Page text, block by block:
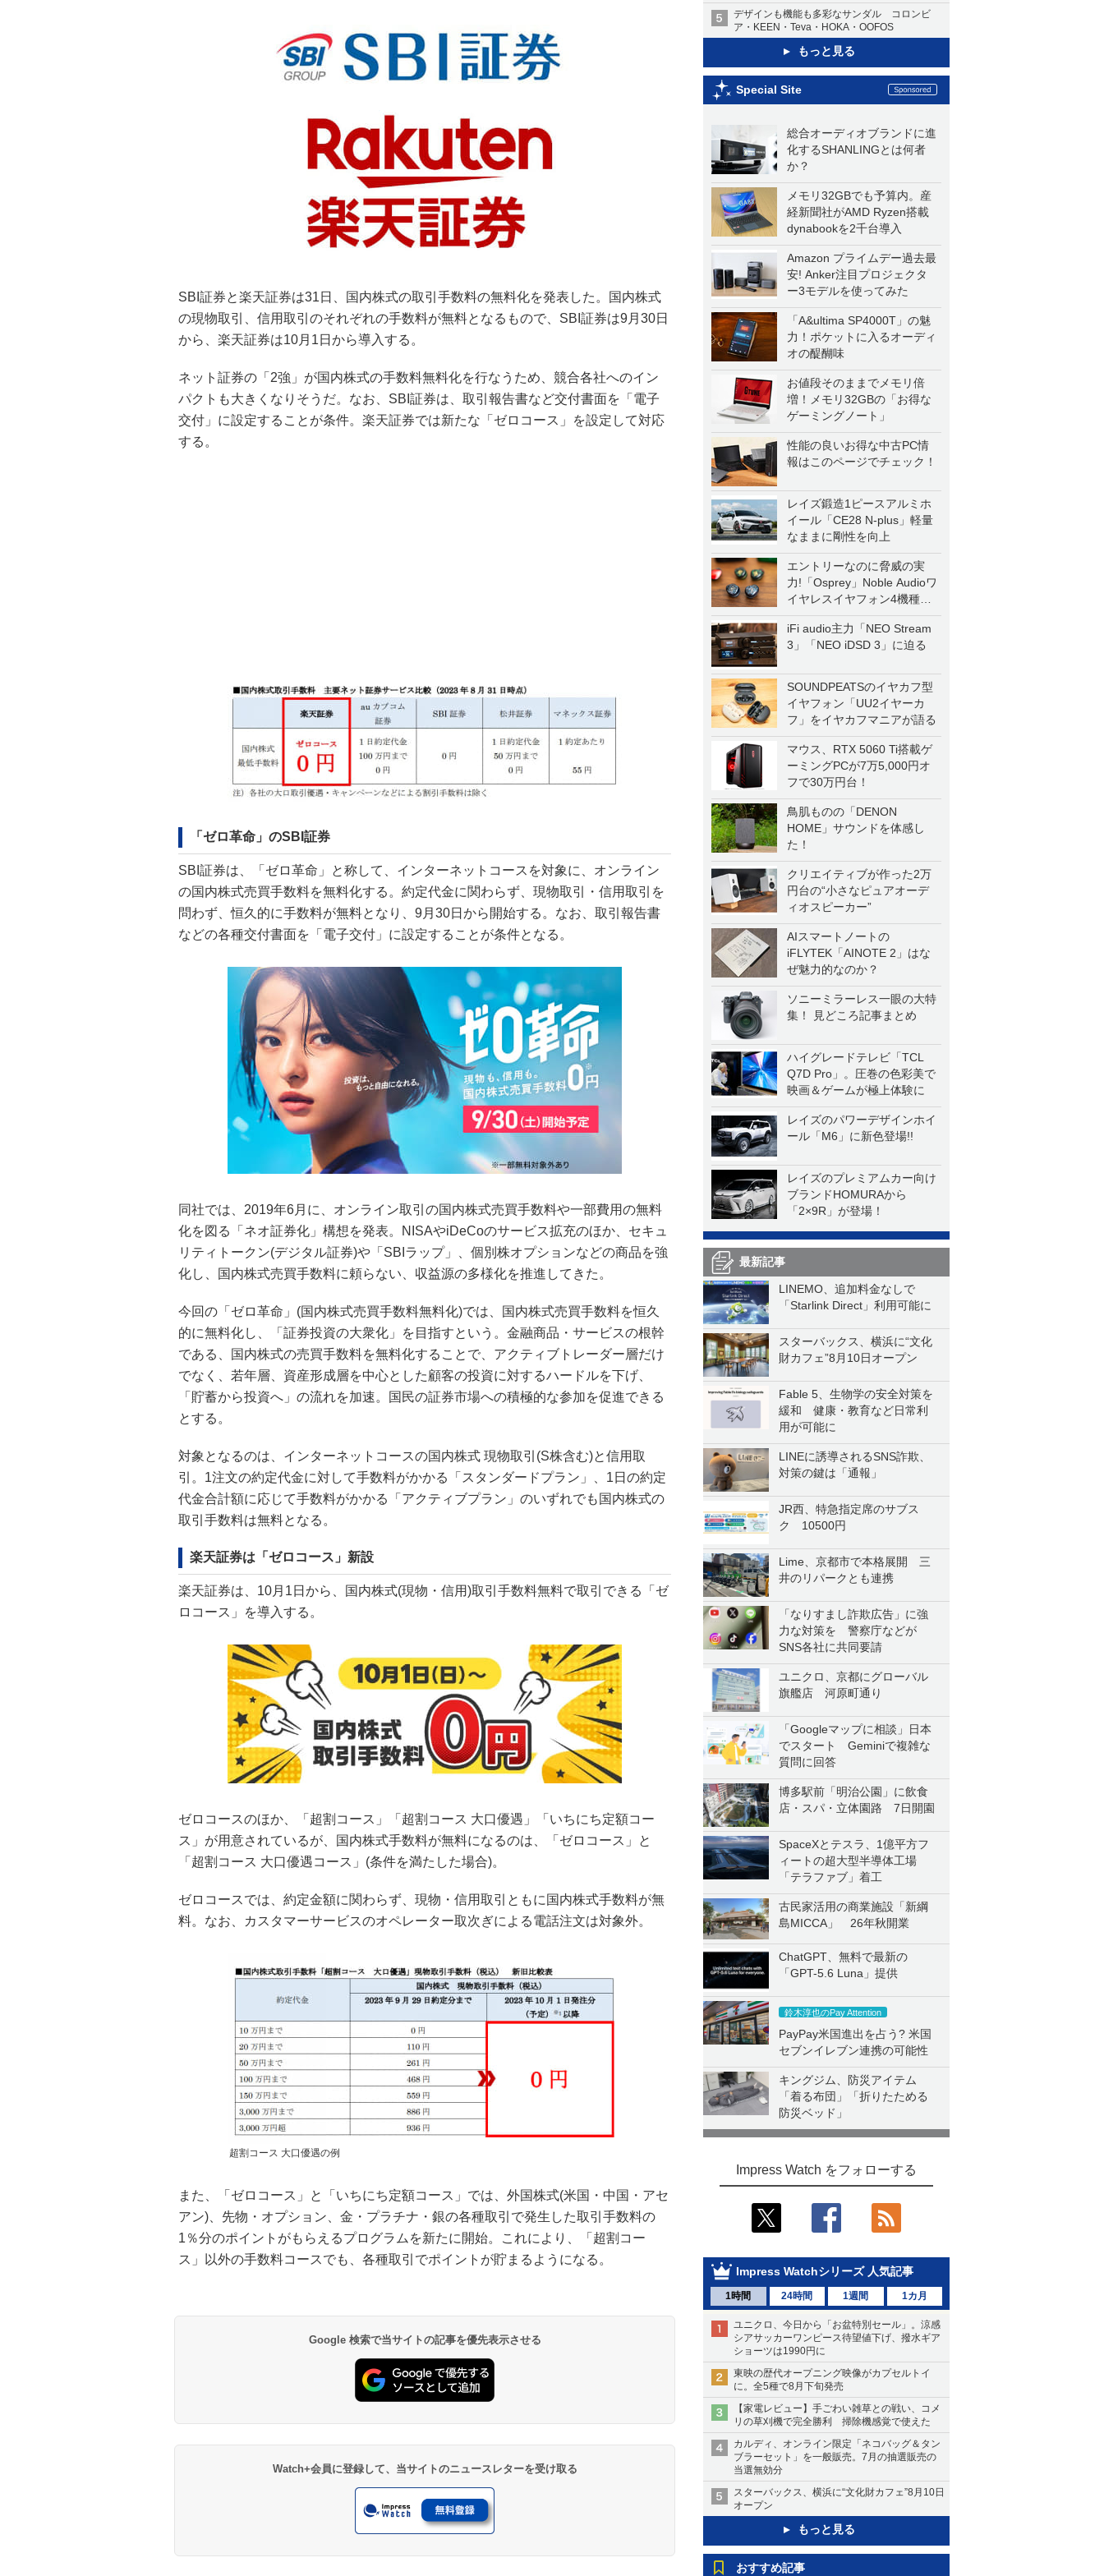
デザインも機能も多彩なサンダル コロンビ
ア・KEEN・Teva・HOKA・OOFOS
もっと見る
Special Site
総合オーディオブランドに進
化するSHANLINGとは何者
か？
メモリ32GBでも予算内。産
経新聞社がAMD Ryzen搭載
dynabookを2千台導入
Amazon プライムデー過去最
安! Anker注目プロジェクタ
ー3モデルを使ってみた
「A&ultima SP4000T」の魅
力！ポケットに入るオーディ
オの醍醐味
お値段そのままでメモリ倍
増！メモリ32GBの「お得な
ゲーミングノート」
性能の良いお得な中古PC情
報はこのページでチェック！
レイズ鍛造1ピースアルミホ
イール「CE28 N-plus」軽量
なままに剛性を向上
エントリーなのに脅威の実
力!「Osprey」Noble Audioワ
イヤレスイヤフォン4機種を
一気に聴く
iFi audio主力「NEO Stream
3」「NEO iDSD 3」に迫る
SOUNDPEATSのイヤカフ型
イヤフォン「UU2イヤーカ
フ」をイヤカフマニアが語る
マウス、RTX 5060 Ti搭載ゲ
ーミングPCが7万5,000円オ
フで30万円台！
鳥肌ものの「DENON
HOME」サウンドを体感し
た！
クリエイティブが作った2万
円台の“小さなピュアオーデ
ィオスピーカー”
AIスマートノートの
iFLYTEK「AINOTE 2」はな
ぜ魅力的なのか？
ソニーミラーレス一眼の大特
集！ 見どころ記事まとめ
ハイグレードテレビ「TCL
Q7D Pro」。圧巻の色彩美で
映画＆ゲームが極上体験に
レイズのパワーデザインホイ
ール「M6」に新色登場!!
レイズのプレミアムカー向け
ブランドHOMURAから
「2×9R」が登場！
最新記事
LINEMO、追加料金なしで
「Starlink Direct」利用可能に
スターバックス、横浜に“文化
財カフェ”8月10日オープン
Fable 5、生物学の安全対策を
緩和 健康・教育など日常利
用が可能に
LINEに誘導されるSNS詐欺、
対策の鍵は「通報」
JR西、特急指定席のサブス
ク 10500円
Lime、京都市で本格展開 三
井のリパークとも連携
「なりすまし詐欺広告」に強
力な対策を 警察庁などが
SNS各社に共同要請
ユニクロ、京都にグローバル
旗艦店 河原町通り
「Googleマップに相談」日本
でスタート Geminiで複雑な
質問に回答
博多駅前「明治公園」に飲食
店・スパ・立体園路 7日開園
SpaceXとテスラ、1億平方フ
ィートの超大型半導体工場
「テラファブ」着工
古民家活用の商業施設「新綱
島MICCA」 26年秋開業
ChatGPT、無料で最新の
「GPT-5.6 Luna」提供
鈴木淳也のPay Attention
PayPay米国進出を占う? 米国
セブンイレブン連携の可能性
キングジム、防災アイテム
「着る布団」「折りたためる
防災ベッド」
Impress Watch をフォローする
Impress Watchシリーズ 人気記事
1時間 24時間 1週間 1カ月
ユニクロ、今日から「お盆特別セール」。涼感
シアサッカーワンピース待望値下げ、撥水ギア
ショーツは1990円に
東映の歴代オープニング映像がカプセルトイ
に。全5種で8月下旬発売
【家電レビュー】手ごわい雑草との戦い、コメ
リの草刈機で完全勝利 掃除機感覚で使えた
カルディ、オンライン限定「ネコバッグ＆タン
ブラーセット」を一般販売。7月の抽選販売の
当選無効分
スターバックス、横浜に“文化財カフェ”8月10日
オープン
もっと見る
おすすめ記事
SBI証券と楽天証券は31日、国内株式の取引手数料の無料化を発表した。国内株式
の現物取引、信用取引のそれぞれの手数料が無料となるもので、SBI証券は9月30日
から、楽天証券は10月1日から導入する。
ネット証券の「2強」が国内株式の手数料無料化を行なうため、競合各社へのイン
パクトも大きくなりそうだ。なお、SBI証券は、取引報告書など交付書面を「電子
交付」に設定することが条件。楽天証券では新たな「ゼロコース」を設定して対応
する。
「ゼロ革命」のSBI証券
SBI証券は、「ゼロ革命」と称して、インターネットコースを対象に、オンライン
の国内株式売買手数料を無料化する。約定代金に関わらず、現物取引・信用取引を
問わず、恒久的に手数料が無料となり、9月30日から開始する。なお、取引報告書
などの各種交付書面を「電子交付」に設定することが条件となる。
同社では、2019年6月に、オンライン取引の国内株式売買手数料や一部費用の無料
化を図る「ネオ証券化」構想を発表。NISAやiDeCoのサービス拡充のほか、セキュ
リティトークン(デジタル証券)や「SBIラップ」、個別株オプションなどの商品を強
化し、国内株式売買手数料に頼らない、収益源の多様化を推進してきた。
今回の「ゼロ革命」(国内株式売買手数料無料化)では、国内株式売買手数料を恒久
的に無料化し、「証券投資の大衆化」を目指すという。金融商品・サービスの根幹
である、国内株式の売買手数料を無料化することで、アクティブトレーダー層だけ
でなく、若年層、資産形成層を中心とした顧客の投資に対するハードルを下げ、
「貯蓄から投資へ」の流れを加速。国民の証券市場への積極的な参加を促進できる
とする。
対象となるのは、インターネットコースの国内株式 現物取引(S株含む)と信用取
引。1注文の約定代金に対して手数料がかかる「スタンダードプラン」、1日の約定
代金合計額に応じて手数料がかかる「アクティブプラン」のいずれでも国内株式の
取引手数料は無料となる。
楽天証券は「ゼロコース」新設
楽天証券は、10月1日から、国内株式(現物・信用)取引手数料無料で取引できる「ゼ
ロコース」を導入する。
ゼロコースのほか、「超割コース」「超割コース 大口優遇」「いちにち定額コー
ス」が用意されているが、国内株式手数料が無料になるのは、「ゼロコース」と
「超割コース 大口優遇コース」(条件を満たした場合)。
ゼロコースでは、約定金額に関わらず、現物・信用取引ともに国内株式手数料が無
料。なお、カスタマーサービスのオペレーター取次ぎによる電話注文は対象外。
超割コース 大口優遇の例
また、「ゼロコース」と「いちにち定額コース」では、外国株式(米国・中国・アセ
アン)、先物・オプション、金・プラチナ・銀の各種取引で発生した取引手数料の
1％分のポイントがもらえるプログラムを新たに開始。これにより、「超割コー
ス」以外の手数料コースでも、各種取引でポイントが貯まるようになる。
Google 検索で当サイトの記事を優先表示させる
Watch+会員に登録して、当サイトのニュースレターを受け取る